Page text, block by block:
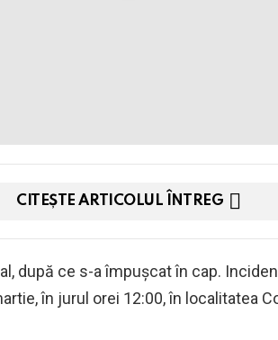
CITEȘTE ARTICOLUL ÎNTREG
după ce s-a împușcat în cap.
în jurul orei 12:00, în localitatea